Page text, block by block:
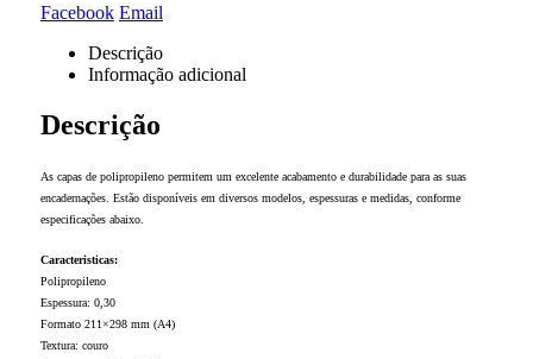
Facebook Email
Descrição
Informação adicional
Descrição
As capas de polipropileno permitem um excelente acabamento e durabilidade para as suas
encadernações. Estão disponíveis em diversos modelos, espessuras e medidas, conforme
especificações abaixo.
Caracteristicas:
Polipropileno
Espessura: 0,30
Formato 211×298 mm (A4)
Textura: couro